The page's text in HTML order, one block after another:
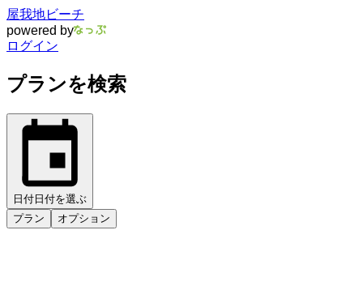
屋我地ビーチ
powered by
ログイン
プランを検索
日付 日付を選ぶ
プラン
オプション